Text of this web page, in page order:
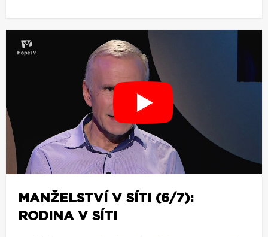
MANŽELSTVÍ V SÍTI (6/7):
RODINA V SÍTI